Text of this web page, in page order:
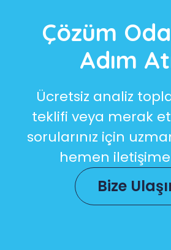
Çözüm
Adım
Ücretsiz analiz
teklifi veya merak
sorularınız için
hemen
Bize